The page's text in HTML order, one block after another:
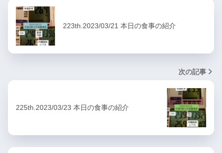
223th.2023/03/21 本日の食事の紹介
次の記事
225th.2023/03/23 本日の食事の紹介